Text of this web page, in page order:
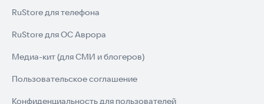
RuStore для телефона
RuStore для ОС Аврора
Медиа-кит (для СМИ и блогеров)
Пользовательское соглашение
Конфиденциальность для пользователей